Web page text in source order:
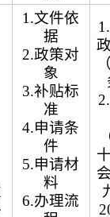
1.文件依
据
2.政策对
象
3.补贴标
准
4.申请条
件
5.申请材
料
6.办理流